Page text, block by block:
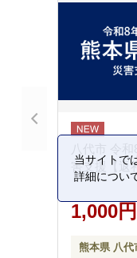
八代市 令和
害支援【返
1,000円
熊本県 八代
当サイトで
詳細につい